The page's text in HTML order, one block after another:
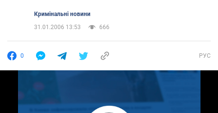
Кримінальні новини
31.01.2006 13:53
666
0 РУС